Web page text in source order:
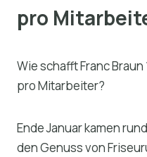
pro
Wie schafft Franc
pro Mitarbeiter?
Ende Januar kamen
den Genuss von